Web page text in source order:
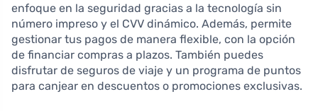
enfoque en la seguridad gracias a la tecnología sin
número impreso y el CVV dinámico. Además, permite
gestionar tus pagos de manera flexible, con la opción
de financiar compras a plazos. También puedes
disfrutar de seguros de viaje y un programa de puntos
para canjear en descuentos o promociones exclusivas.